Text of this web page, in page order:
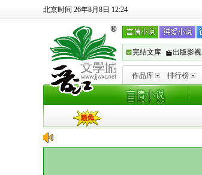
北京时间 26年8月8日 12:24
完结文库 出版影视
作品库 排行榜